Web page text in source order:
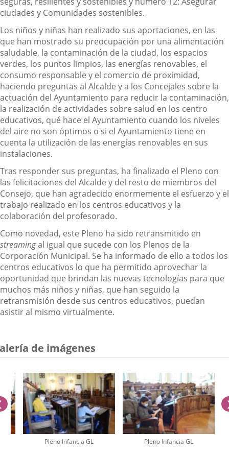
ciudades y Comunidades sostenibles.
Los niños y niñas han realizado sus aportaciones, en las
que han mostrado su preocupación por una alimentación
saludable, la contaminación de la ciudad, los espacios
verdes, los puntos limpios, las energías renovables, el
consumo responsable y el comercio de proximidad,
haciendo preguntas al Alcalde y a los Concejales sobre la
actuación del Ayuntamiento para reducir la contaminación,
la realización de actividades sobre salud en los centro
educativos, qué hace el Ayuntamiento cuando los niveles
del aire no son óptimos o si el Ayuntamiento tiene en
cuenta la utilización de las energías renovables en sus
instalaciones.
Tras responder sus preguntas, ha finalizado el Pleno con
las felicitaciones del Alcalde y del resto de miembros del
Consejo, que han agradecido enormemente el esfuerzo y el
trabajo realizado en los centros educativos y la
colaboración del profesorado.
Como novedad, este Pleno ha sido retransmitido en
streamingal igual que sucede con los Plenos de la
Corporación Municipal. Se ha informado de ello a todos los
centros educativos lo que ha permitido aprovechar la
oportunidad que brindan las nuevas tecnologías para que
muchos más niños y niñas, que han seguido la
retransmisión desde sus centros educativos, puedan
asistir al mismo virtualmente.
de imágenes
Pleno Infancia GL Pleno Infancia GL
anterior